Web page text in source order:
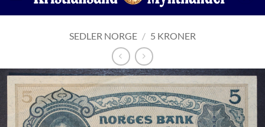
SEDLER NORGE / 5 KRONER